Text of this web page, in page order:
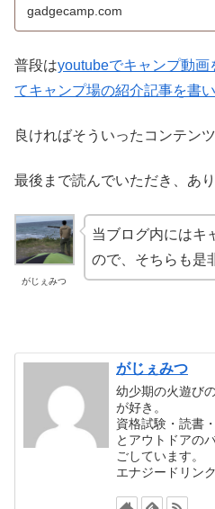
gadgecamp.com
普段はyoutubeでキャンプ動画
てキャンプ場の紹介記事を書
良ければそういったコンテン
最後まで読んでいただき、あ
がじぇみつ
当ブログ内にはキ
ので、そちらも是
がじぇみつ
幼少期の火遊び
が好き。
資格試験・読書
とアウトドアの
ごしています。
エナジードリン